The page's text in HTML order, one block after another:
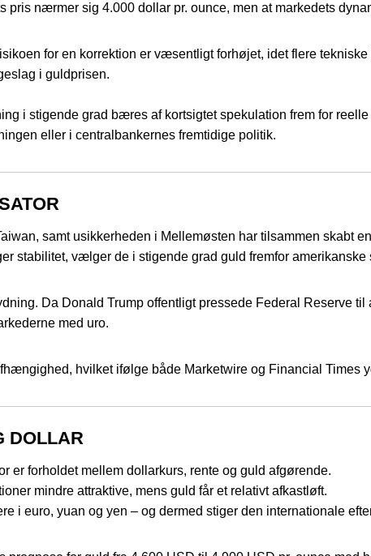
pris nærmer sig 4.000 dollar pr. ounce, men at markedets
for en korrektion er væsentligt forhøjet, idet flere
i guldprisen.
i stigende grad bæres af kortsigtet spekulation frem for
eller i centralbankernes fremtidige politik.
samt usikkerheden i Mellemøsten har tilsammen skabt
stabilitet, vælger de i stigende grad guld fremfor amerikanske
Da Donald Trump offentligt pressede Federal Reserve
med uro.
hvilket ifølge både Marketwire og Financial Times
DOLLAR
er forholdet mellem dollarkurs, rente og guld afgørende.
mindre attraktive, mens guld får et relativt afkastløft.
i euro, yuan og yen – og dermed stiger den internationale